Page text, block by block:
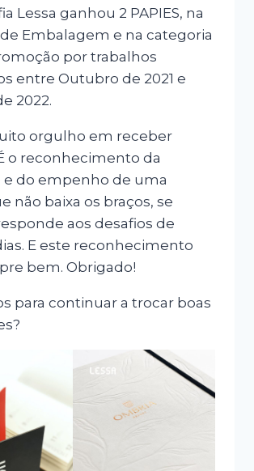
Lessa ganhou 2 PAPIES, na
Embalagem e na categoria
por trabalhos
entre Outubro de 2021 e
2022.
orgulho em receber
o reconhecimento da
e do empenho de uma
não baixa os braços, se
aos desafios de
E este reconhecimento
bem. Obrigado!
para continuar a trocar boas